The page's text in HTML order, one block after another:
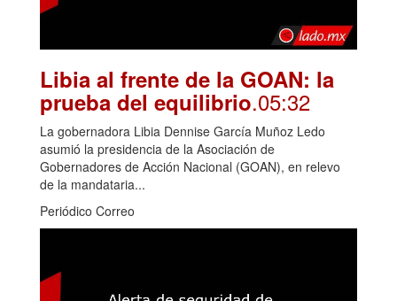
Libia al frente de la GOAN: la
prueba del equilibrio.05:32
La gobernadora Libia Dennise García Muñoz Ledo
asumió la presidencia de la Asociación de
Gobernadores de Acción Nacional (GOAN), en relevo
de la mandataria...
Periódico Correo